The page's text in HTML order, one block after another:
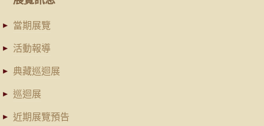
當期展覽
活動報導
典藏巡迴展
巡迴展
近期展覽預告